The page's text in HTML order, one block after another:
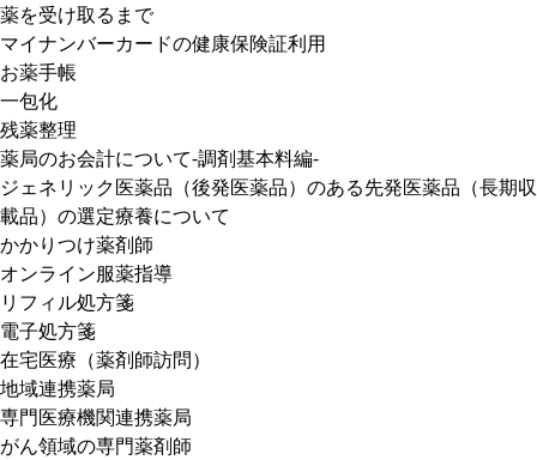
薬を受け取るまで
マイナンバーカードの健康保険証利用
お薬手帳
一包化
残薬整理
薬局のお会計について-調剤基本料編-
ジェネリック医薬品（後発医薬品）のある先発医薬品（長期収
載品）の選定療養について
かかりつけ薬剤師
オンライン服薬指導
リフィル処方箋
電子処方箋
在宅医療（薬剤師訪問）
地域連携薬局
専門医療機関連携薬局
がん領域の専門薬剤師